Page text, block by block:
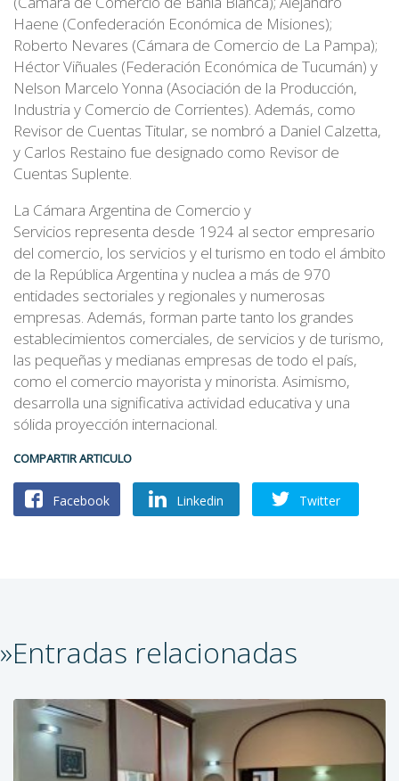
Haene (Confederación Económica de Misiones);
Roberto Nevares (Cámara de Comercio de La Pampa);
Héctor Viñuales (Federación Económica de Tucumán) y
Nelson Marcelo Yonna (Asociación de la Producción,
Industria y Comercio de Corrientes). Además, como
Revisor de Cuentas Titular, se nombró a Daniel Calzetta,
y Carlos Restaino fue designado como Revisor de
Cuentas Suplente.
La Cámara Argentina de Comercio y
Servicios representa desde 1924 al sector empresario
del comercio, los servicios y el turismo en todo el ámbito
de la República Argentina y nuclea a más de 970
entidades sectoriales y regionales y numerosas
empresas. Además, forman parte tanto los grandes
establecimientos comerciales, de servicios y de turismo,
las pequeñas y medianas empresas de todo el país,
como el comercio mayorista y minorista. Asimismo,
desarrolla una significativa actividad educativa y una
sólida proyección internacional.
COMPARTIR ARTICULO
Facebook Linkedin Twitter
»Entradas relacionadas